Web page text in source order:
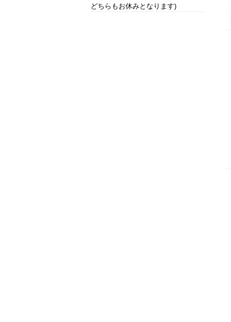
どちらもお休みとなります)